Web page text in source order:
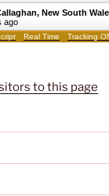
New South
ago
Real Time Tracking